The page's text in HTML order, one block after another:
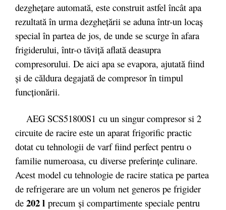
dezgheţare automată, este construit astfel încât apa
rezultată în urma dezgheţării se aduna într-un locaş
special în partea de jos, de unde se scurge în afara
frigiderului, într-o tăviţă aflată deasupra
compresorului. De aici apa se evapora, ajutată fiind
şi de căldura degajată de compresor în timpul
funcţionării.
AEG SCS51800S1 cu un singur compresor si 2
circuite de racire este un aparat frigorific practic
dotat cu tehnologii de varf fiind perfect pentru o
familie numeroasa, cu diverse preferințe culinare.
Acest model cu tehnologie de racire statica pe partea
de refrigerare are un volum net generos pe frigider
de 202 l precum și compartimente speciale pentru